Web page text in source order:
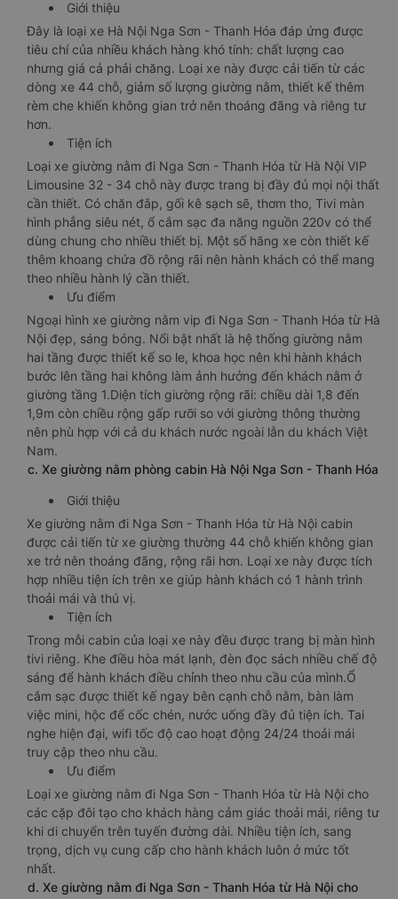
Giới thiệu
Đây là loại xe Hà Nội Nga Sơn - Thanh Hóa đáp ứng được
tiêu chí của nhiều khách hàng khó tính: chất lượng cao
nhưng giá cả phải chăng. Loại xe này được cải tiến từ các
dòng xe 44 chỗ, giảm số lượng giường nằm, thiết kế thêm
rèm che khiến không gian trở nên thoáng đãng và riêng tư
hơn.
Tiện ích
Loại xe giường nằm đi Nga Sơn - Thanh Hóa từ Hà Nội VIP
Limousine 32 - 34 chỗ này được trang bị đầy đủ mọi nội thất
cần thiết. Có chăn đắp, gối kê sạch sẽ, thơm tho, Tivi màn
hình phẳng siêu nét, ổ cắm sạc đa năng nguồn 220v có thể
dùng chung cho nhiều thiết bị. Một số hãng xe còn thiết kế
thêm khoang chứa đồ rộng rãi nên hành khách có thể mang
theo nhiều hành lý cần thiết.
Ưu điểm
Ngoại hình xe giường nằm vip đi Nga Sơn - Thanh Hóa từ Hà
Nội đẹp, sáng bóng. Nổi bật nhất là hệ thống giường nằm
hai tầng được thiết kế so le, khoa học nên khi hành khách
bước lên tầng hai không làm ảnh hưởng đến khách nằm ở
giường tầng 1.Diện tích giường rộng rãi: chiều dài 1,8 đến
1,9m còn chiều rộng gấp rưỡi so với giường thông thường
nên phù hợp với cả du khách nước ngoài lẫn du khách Việt
Nam.
c. Xe giường nằm phòng cabin Hà Nội Nga Sơn - Thanh Hóa
Giới thiệu
Xe giường nằm đi Nga Sơn - Thanh Hóa từ Hà Nội cabin
được cải tiến từ xe giường thường 44 chỗ khiến không gian
xe trở nên thoáng đãng, rộng rãi hơn. Loại xe này được tích
hợp nhiều tiện ích trên xe giúp hành khách có 1 hành trình
thoải mái và thú vị.
Tiện ích
Trong mỗi cabin của loại xe này đều được trang bị màn hình
tivi riêng. Khe điều hòa mát lạnh, đèn đọc sách nhiều chế độ
sáng để hành khách điều chỉnh theo nhu cầu của mình.Ổ
cắm sạc được thiết kế ngay bên cạnh chỗ nằm, bàn làm
việc mini, hộc để cốc chén, nước uống đầy đủ tiện ích. Tai
nghe hiện đại, wifi tốc độ cao hoạt động 24/24 thoải mái
truy cập theo nhu cầu.
Ưu điểm
Loại xe giường nằm đi Nga Sơn - Thanh Hóa từ Hà Nội cho
các cặp đôi tạo cho khách hàng cảm giác thoải mái, riêng tư
khi di chuyển trên tuyến đường dài. Nhiều tiện ích, sang
trọng, dịch vụ cung cấp cho hành khách luôn ở mức tốt
nhất.
d. Xe giường nằm đi Nga Sơn - Thanh Hóa từ Hà Nội cho